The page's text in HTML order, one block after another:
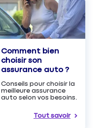
Comment bien
choisir son
assurance auto ?
Conseils pour choisir la
meilleure assurance
auto selon vos besoins.
Tout savoir